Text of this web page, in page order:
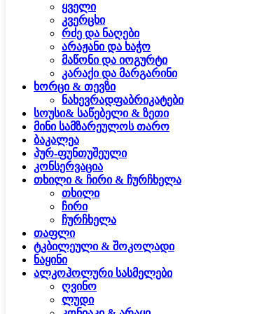
ყველი
კვერცხი
რძე და ნაღები
არაჟანი და ხაჭო
მაწონი და იოგურტი
კარაქი და მარგარინი
ხორცი & თევზი
ნახევრადფაბრიკატები
სოუსი& საწებელი & ზეთი
მინი სამზარეულოს თარო
ბაკალეა
პურ-ფუნთუშეული
კონსერვაცია
თხილი & ჩირი & ჩურჩხელა
თხილი
ჩირი
ჩურჩხელა
თაფლი
ტკბილეული & შოკოლადი
ნაყინი
ალკოჰოლური სასმელები
ღვინო
ლუდი